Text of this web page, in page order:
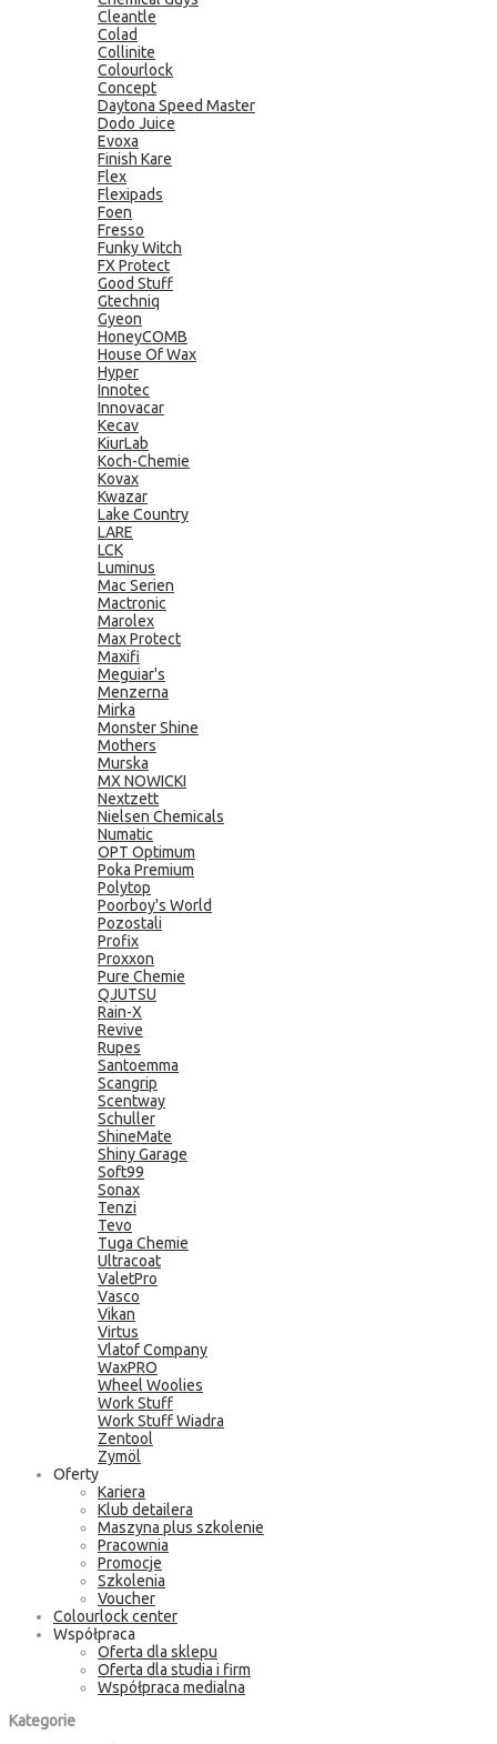
Cleantle
Colad
Collinite
Colourlock
Concept
Daytona Speed Master
Dodo Juice
Evoxa
Finish Kare
Flex
Flexipads
Foen
Fresso
Funky Witch
FX Protect
Good Stuff
Gtechniq
Gyeon
HoneyCOMB
House Of Wax
Hyper
Innotec
Innovacar
Kecav
KiurLab
Koch-Chemie
Kovax
Kwazar
Lake Country
LARE
LCK
Luminus
Mac Serien
Mactronic
Marolex
Max Protect
Maxifi
Meguiar's
Menzerna
Mirka
Monster Shine
Mothers
Murska
MX NOWICKI
Nextzett
Nielsen Chemicals
Numatic
OPT Optimum
Poka Premium
Polytop
Poorboy's World
Pozostali
Profix
Proxxon
Pure Chemie
QJUTSU
Rain-X
Revive
Rupes
Santoemma
Scangrip
Scentway
Schuller
ShineMate
Shiny Garage
Soft99
Sonax
Tenzi
Tevo
Tuga Chemie
Ultracoat
ValetPro
Vasco
Vikan
Virtus
Vlatof Company
WaxPRO
Wheel Woolies
Work Stuff
Work Stuff Wiadra
Zentool
Zymöl
Oferty
Kariera
Klub detailera
Maszyna plus szkolenie
Pracownia
Promocje
Szkolenia
Voucher
Colourlock center
Współpraca
Oferta dla sklepu
Oferta dla studia i firm
Współpraca medialna
Kategorie